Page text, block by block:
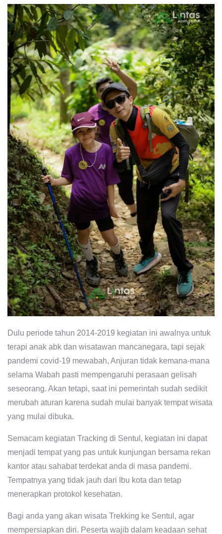
Dulu periode tahun 2014-2019 kegiatan ini awalnya untuk
terapi anak abk dan wisatawan mancanegara, tapi sejak
pandemi covid-19 mewabah, Anjuran tidak kemana-mana
selama Wabah pasti mempengaruhi perasaan gelisah
seseorang. Akan tetapi, saat ini pemerintah sudah sedikit
merubah aturan karena sudah mulai banyak tempat wisata
yang mulai dibuka.
Semacam kegiatan Tracking di Sentul, kegiatan ini dapat
menjadi tempat yang pas untuk kunjungan bersama rekan
kantor atau sahabat terdekat anda di masa pandemi.
Tempatnya yang tidak jauh dari Ibu kota dan tetap
menerapkan protokol kesehatan.
Bagi anda yang akan wisata Trekking ke Sentul, agar
mempersiapkan diri. Peserta wajib dalam keadaan sehat